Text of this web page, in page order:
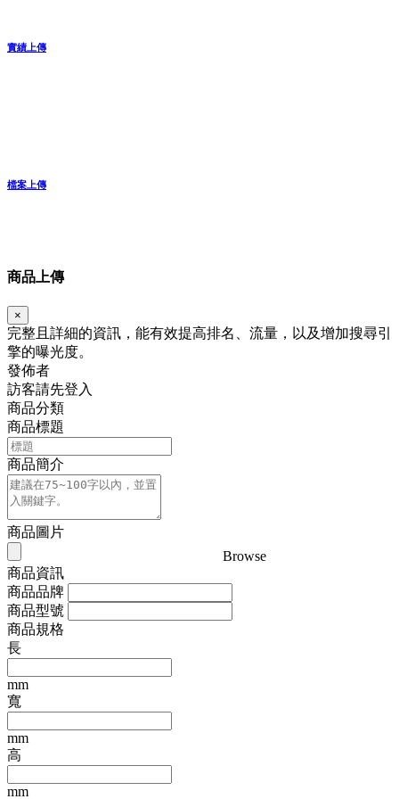
實績上傳
檔案上傳
商品上傳
×
完整且詳細的資訊，能有效提高排名、流量，以及增加搜尋引
擎的曝光度。
發佈者
訪客請先登入
商品分類
商品標題
商品簡介
商品圖片
Browse
商品資訊
商品品牌
商品型號
商品規格
長
mm
寬
mm
高
mm